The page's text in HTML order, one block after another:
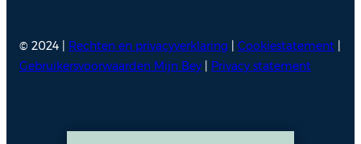
© 2024 | Rechten en privacyverklaring Cookiestatement
Gebruikersvoorwaarden Mijn Bey
Privacy statement